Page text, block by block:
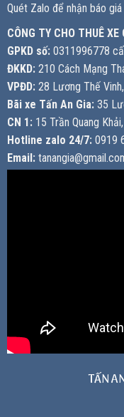
Quét Zalo để nhận báo giá
CÔNG TY CHO THUÊ
GPKD số: 0311996778
ĐKKD: 210 Cách Mạng
VPĐD: 28 Lương Thế Vinh,
Bãi xe Tấn An Gia: 35
CN 1: 15 Trần Quang
Hotline zalo 24/7: 0919
Email:
TẤN